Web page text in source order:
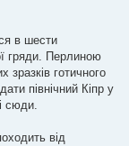
в шести
гряди. Перлиною
готичного
північний Кіпр у
сюди.
від